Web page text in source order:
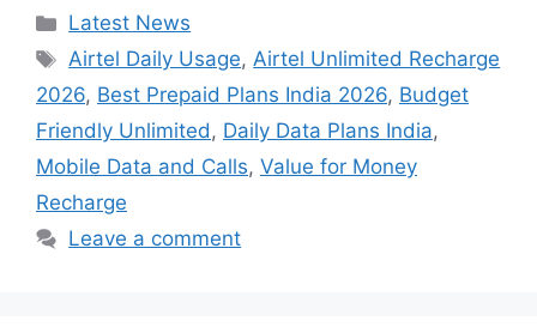
Categories
Latest News
Tags
Airtel Daily Usage,Airtel Unlimited Recharge
2026, Best Prepaid Plans India 2026, Budget
Friendly Unlimited, Daily Data Plans India,
Mobile Data and Calls, Value for Money
Recharge
Leave a comment